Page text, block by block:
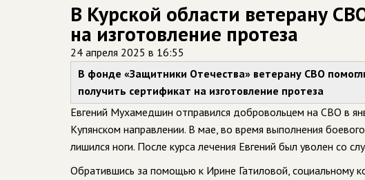
В Курской области ветерану
на изготовление протеза
24 апреля 2025 в 16:55
В фонде «Защитники Отечества» ветерану СВО
получить сертификат на изготовление протеза
Евгений Мухамедшин отправился добровольцем на СВО в
Купянском направлении. В мае, во время выполнения
лишился ноги. После курса лечения Евгений был уволен со
Обратившись за помощью к Ирине Гатиловой, социальному